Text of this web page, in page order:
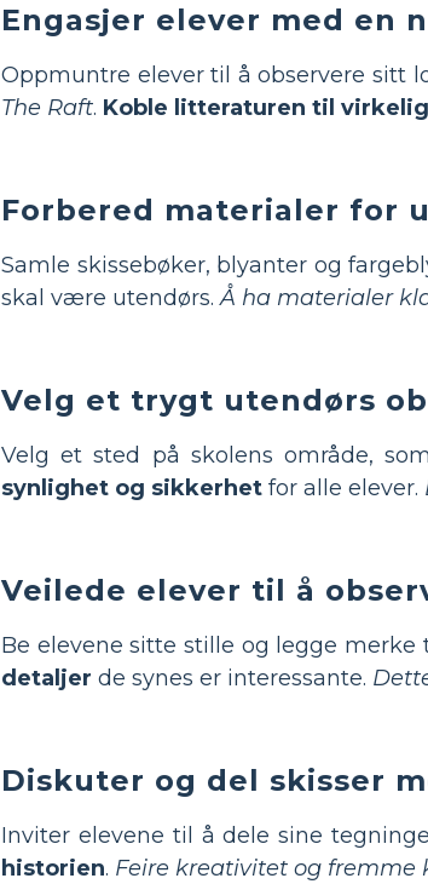
Engasjer elever med en
Oppmuntre elever til å observere sitt
The Raft. Koble litteraturen til
Forbered materialer for
Samle skissebøker, blyanter og
skal være utendørs.Å ha materialer
Velg et trygt utendørs
Velg et sted på skolens område,
synlighet og sikkerhet for alle elever.
Veilede elever til å
Be elevene sitte stille og legge
detaljer de synes er interessante.
Diskuter og del skisser
Inviter elevene til å dele sine
historien. Feire kreativitet og fremme